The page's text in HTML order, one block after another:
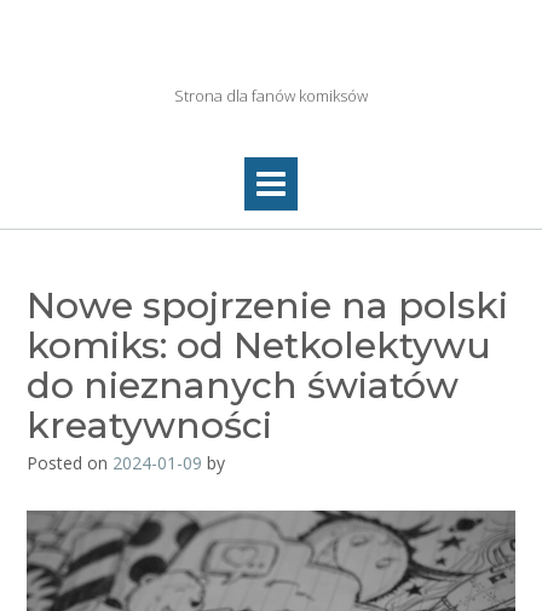
Strona dla fanów komiksów
Nowe spojrzenie na polski
komiks: od Netkolektywu
do nieznanych światów
kreatywności
Posted on 2024-01-09 by